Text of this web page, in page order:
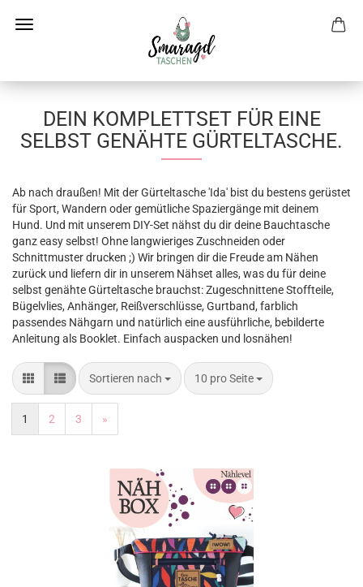
DEIN KOMPLETTSET FÜR EINE
SELBST GENÄHTE GÜRTELTASCHE.
Ab nach draußen! Mit der Gürteltasche 'Ida' bist du bestens gerüstet
für Sport, Wandern oder gemütliche Spaziergänge mit deinem
Hund. Und mit unserem DIY-Set nähst du dir deine Bauchtasche
ganz easy selbst! Ohne langwieriges Zuschneiden oder
Schnittmuster drucken ;) Wir bringen dir die Freude am Nähen
zurück und liefern dir in unserem Nähset alles, was du für deine
selbst genähte Gürteltasche brauchst: Zugeschnittene Stoffteile,
Bügelvlies, Anhänger, Reißverschlüsse, Gurtband, farblich
passendes Nähgarn und natürlich eine ausführliche, bebilderte
Anleitung als Booklet. Einfach auspacken und losnähen!
Sortieren nach
Sortieren nach 10 pro Seite
pro Seite
1 2 3 »